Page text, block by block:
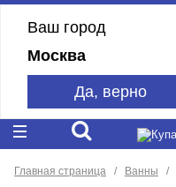
Ваш город
Москва
Да, верно
Главная страница Ванны